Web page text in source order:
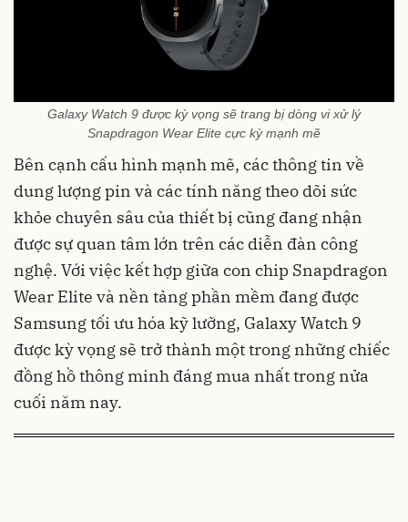
Galaxy Watch 9 được kỳ vọng sẽ trang bị dòng vi xử lý
Snapdragon Wear Elite cực kỳ mạnh mẽ
Bên cạnh cấu hình mạnh mẽ, các thông tin về
dung lượng pin và các tính năng theo dõi sức
khỏe chuyên sâu của thiết bị cũng đang nhận
được sự quan tâm lớn trên các diễn đàn công
nghệ. Với việc kết hợp giữa con chip Snapdragon
Wear Elite và nền tảng phần mềm đang được
Samsung tối ưu hóa kỹ lưỡng, Galaxy Watch 9
được kỳ vọng sẽ trở thành một trong những chiếc
đồng hồ thông minh đáng mua nhất trong nửa
cuối năm nay.